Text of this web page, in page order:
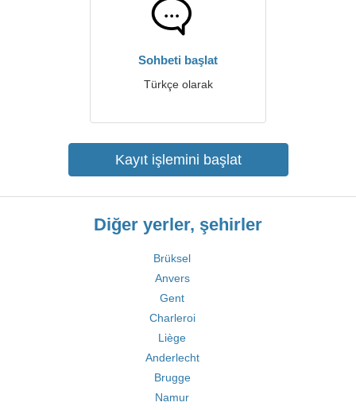
Sohbeti başlat
Türkçe olarak
Kayıt işlemini başlat
Diğer yerler, şehirler
Brüksel
Anvers
Gent
Charleroi
Liège
Anderlecht
Brugge
Namur